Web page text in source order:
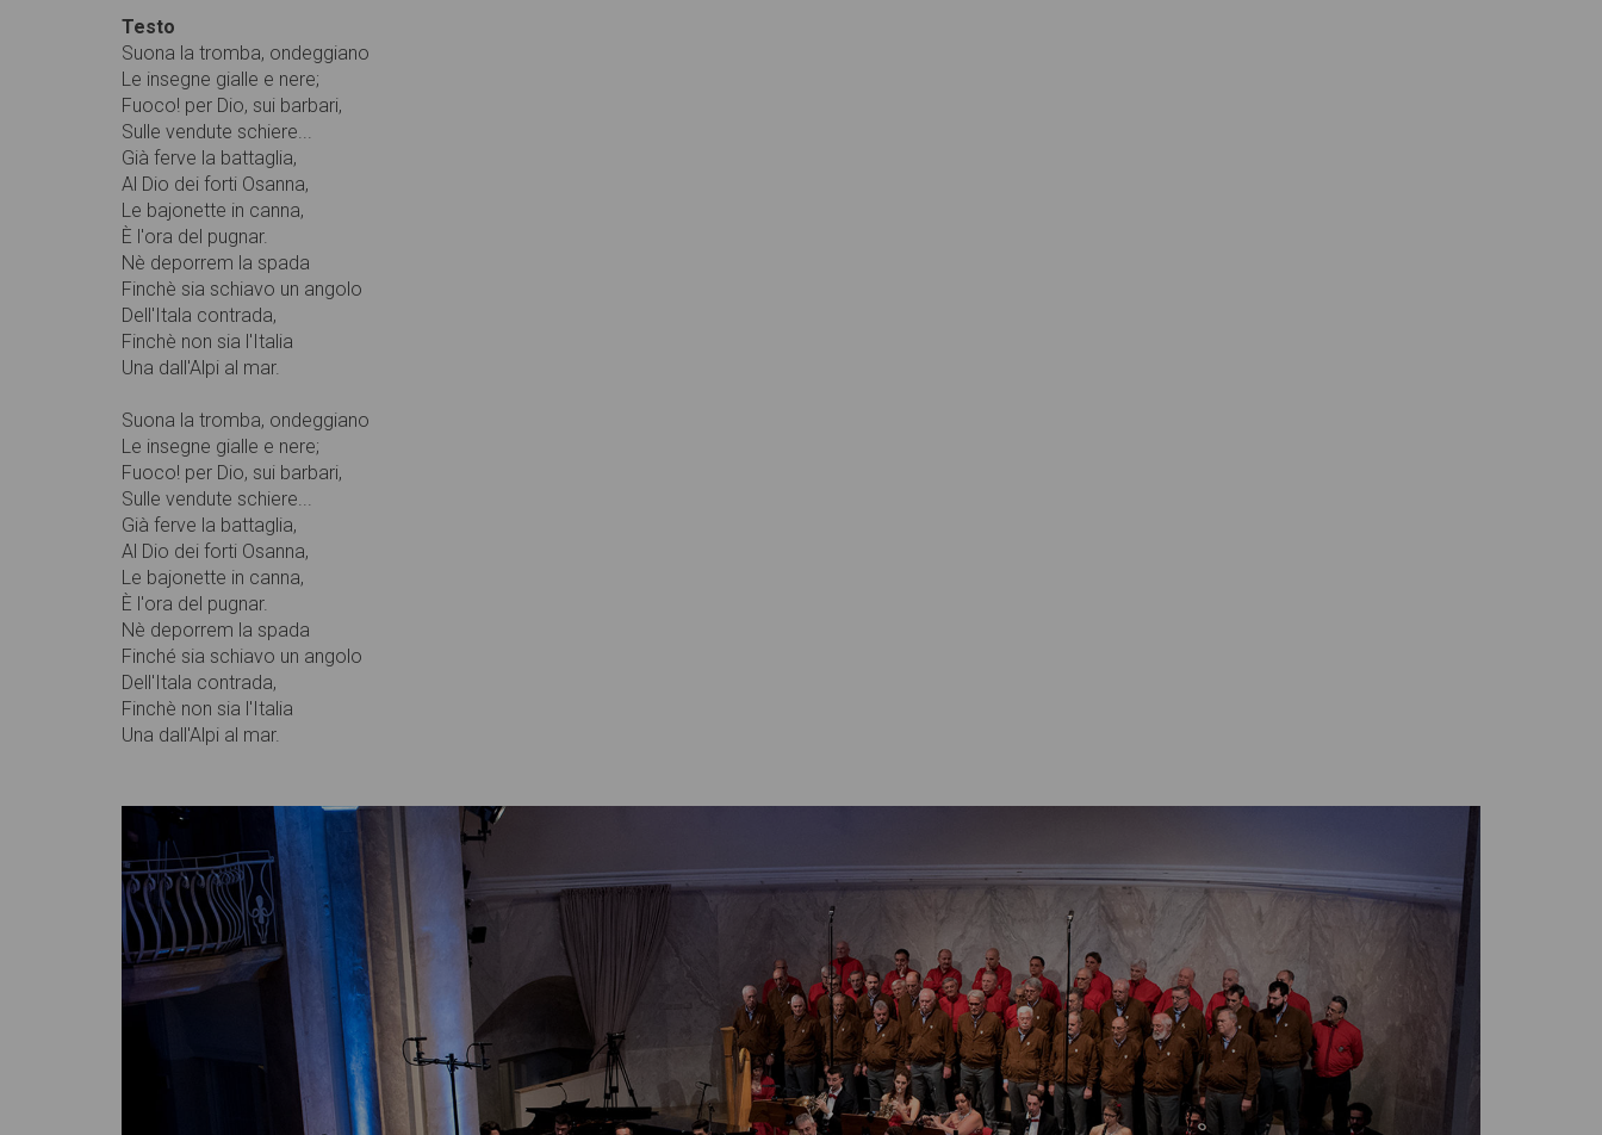
Testo
Suona la tromba, ondeggiano
Le insegne gialle e nere;
Fuoco! per Dio, sui barbari,
Sulle vendute schiere...
Già ferve la battaglia,
Al Dio dei forti Osanna,
Le bajonette in canna,
È l'ora del pugnar.
Nè deporrem la spada
Finchè sia schiavo un angolo
Dell'Itala contrada,
Finchè non sia l'Italia
Una dall'Alpi al mar.
Suona la tromba, ondeggiano
Le insegne gialle e nere;
Fuoco! per Dio, sui barbari,
Sulle vendute schiere...
Già ferve la battaglia,
Al Dio dei forti Osanna,
Le bajonette in canna,
È l'ora del pugnar.
Nè deporrem la spada
Finché sia schiavo un angolo
Dell'Itala contrada,
Finchè non sia l'Italia
Una dall'Alpi al mar.